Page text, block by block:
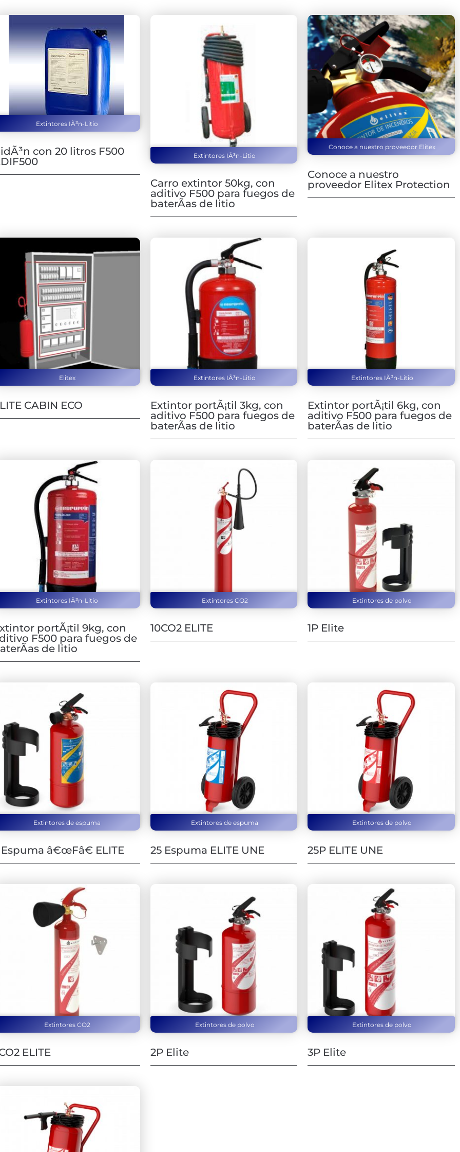
Extintores IÃ³n-Litio
con 20 litros F500
Extintores IÃ³n-Litio
Carro extintor 50kg, con
aditivo F500 para fuegos de
baterÃ­as de litio
Conoce a nuestro proveedor Elitex
Conoce a nuestro
proveedor Elitex Protection
Elitex
CABIN ECO
Extintores IÃ³n-Litio
Extintor portÃ¡til 3kg, con
aditivo F500 para fuegos de
baterÃ­as de litio
Extintores IÃ³n-Litio
Extintor portÃ¡til 6kg, con
aditivo F500 para fuegos de
baterÃ­as de litio
Extintores IÃ³n-Litio
portÃ¡til 9kg, con
F500 para fuegos de
de litio
Extintores CO2
10CO2 ELITE
Extintores de polvo
1P Elite
Extintores de espuma
Espuma â€œFâ€ ELITE
Extintores de espuma
25 Espuma ELITE UNE
Extintores de polvo
25P ELITE UNE
Extintores CO2
ELITE
Extintores de polvo
2P Elite
Extintores de polvo
3P Elite